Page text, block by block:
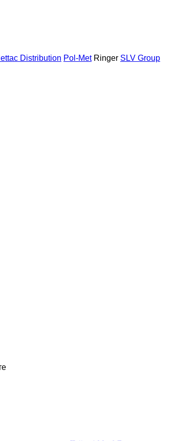
Distribution Pol-Met Ringer SLV Group